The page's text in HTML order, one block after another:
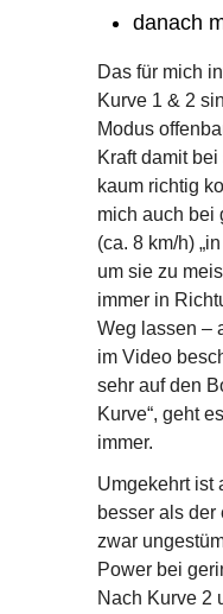
danach
Das für mich
Kurve 1 & 2
Modus
Kraft damit
kaum richtig
mich auch bei
(ca. 8 km/h)
um sie zu
immer in
Weg lassen –
im Video
sehr auf den
Kurve“, geht
immer.
Umgekehrt ist
besser als der
zwar
Power bei
Nach Kurve 2